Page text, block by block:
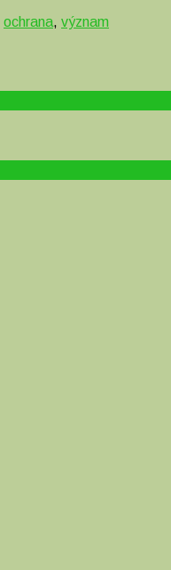
ochrana, význam